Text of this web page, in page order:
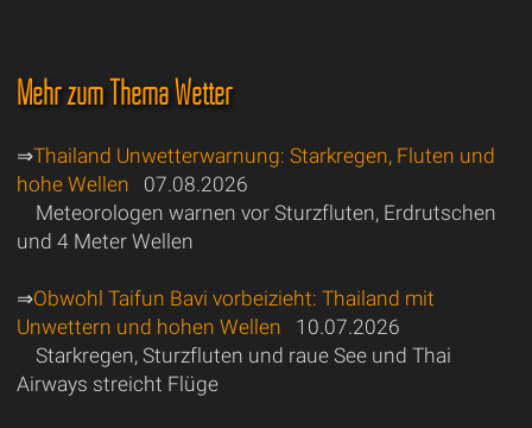
Mehr zum Thema Wetter
⇒Thailand Unwetterwarnung: Starkregen, Fluten und
hohe Wellen 07.08.2026
Meteorologen warnen vor Sturzfluten, Erdrutschen
und 4 Meter Wellen
⇒Obwohl Taifun Bavi vorbeizieht: Thailand mit
Unwettern und hohen Wellen 10.07.2026
Starkregen, Sturzfluten und raue See und Thai
Airways streicht Flüge